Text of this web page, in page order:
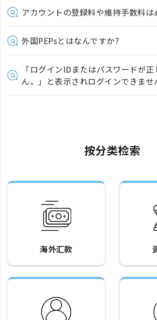
アカウントの登録料や維持手数料は
外国PEPsとはなんですか？
「ログインIDまたはパスワードが
ん。」と表示されログインできませ
按分类检索
海外汇款